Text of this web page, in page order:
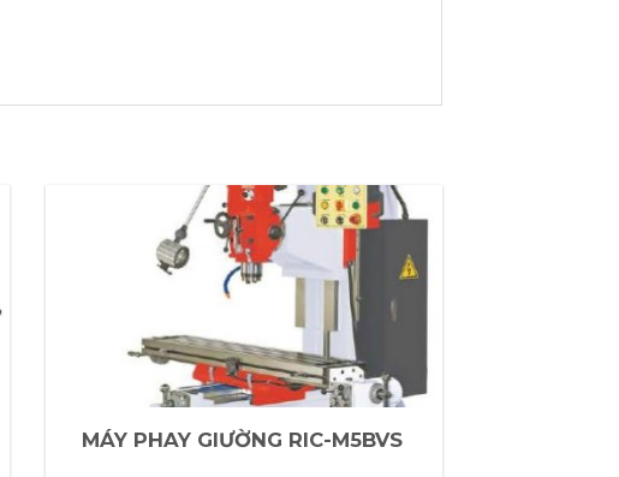
MÁY PHAY GIƯỜNG RIC-M5BVS